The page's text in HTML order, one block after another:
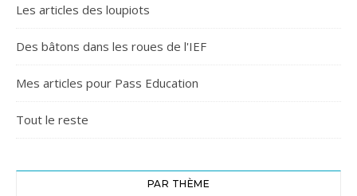
Les articles des loupiots
Des bâtons dans les roues de l'IEF
Mes articles pour Pass Education
Tout le reste
PAR THÈME